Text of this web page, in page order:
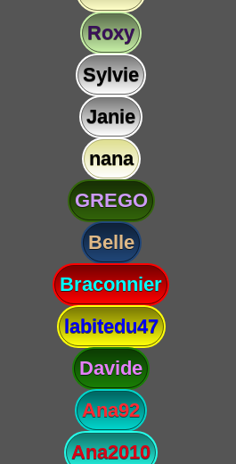
Roxy
Sylvie
Janie
nana
GREGO
Belle
Braconnier
labitedu47
Davide
Ana92
Ana2010